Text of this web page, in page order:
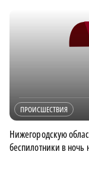
ПРОИСШЕСТВИЯ
Нижегородскую
беспилотники в ночь